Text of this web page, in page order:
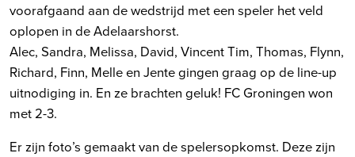
voorafgaand aan de wedstrijd met een speler het veld
oplopen in de Adelaarshorst.
Alec, Sandra, Melissa, David, Vincent Tim, Thomas, Flynn,
Richard, Finn, Melle en Jente gingen graag op de line-up
uitnodiging in. En ze brachten geluk! FC Groningen won
met 2-3.
Er zijn foto’s gemaakt van de spelersopkomst. Deze zijn